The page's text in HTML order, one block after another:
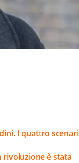
I quattro scenari
rivoluzione è stata